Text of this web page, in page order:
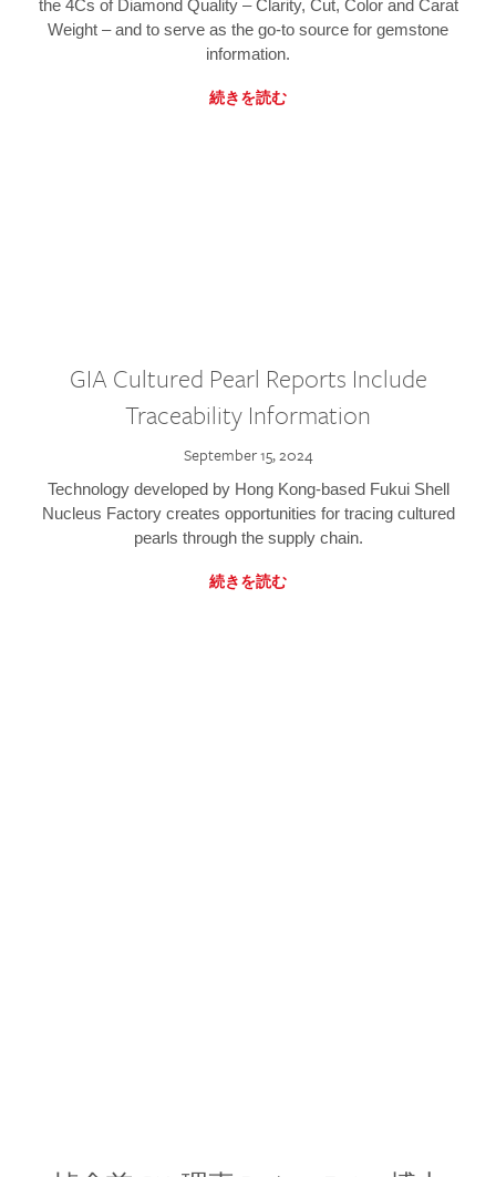
the 4Cs of Diamond Quality – Clarity, Cut, Color and Carat
Weight – and to serve as the go-to source for gemstone
information.
続きを読む
GIA Cultured Pearl Reports Include
Traceability Information
September 15, 2024
Technology developed by Hong Kong-based Fukui Shell
Nucleus Factory creates opportunities for tracing cultured
pearls through the supply chain.
続きを読む